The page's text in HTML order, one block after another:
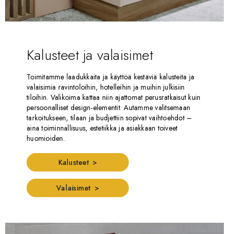
Kalusteet ja valaisimet
Toimitamme laadukkaita ja käyttöä kestäviä kalusteita ja
valaisimia ravintoloihin, hotelleihin ja muihin julkisiin
tiloihin. Valikoima kattaa niin ajattomat perusratkaisut kuin
persoonalliset design-elementit. Autamme valitsemaan
tarkoitukseen, tilaan ja budjettiin sopivat vaihtoehdot –
aina toiminnallisuus, estetiikka ja asiakkaan toiveet
huomioiden.
Kalusteet
Valaisimet